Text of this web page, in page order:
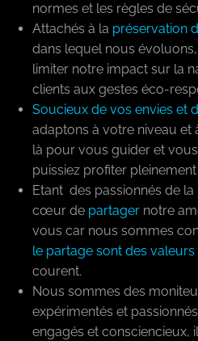
normes et les règles de
Attachés à la préservation
dans lequel nous
limiter notre impact sur la
clients aux gestes éco-
Soucieux de vos envies et
adaptons à votre niveau et
là pour vous guider et
puissiez profiter
Etant des passionnés de
cœur de partager notre
vous car nous sommes
le partage sont des valeurs
courent.
Nous sommes des
expérimentés et
engagés et consciencieux,